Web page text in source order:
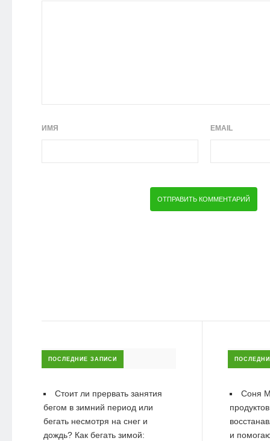
ИМЯ EMAIL
ПОСЛЕДНИЕ ЗАПИСИ
Стоит ли прервать занятия
бегом в зимний период или
бегать несмотря на снег и
дождь? Как бегать зимой:
Соня
и